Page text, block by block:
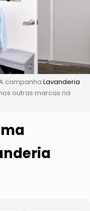
campanha Lavanderia
outras marcas na